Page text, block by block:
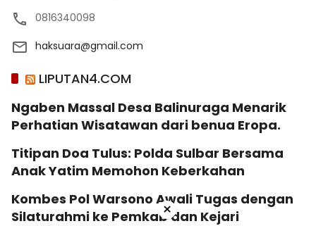
0816340098
haksuara@gmail.com
LIPUTAN4.COM
Ngaben Massal Desa Balinuraga Menarik
Perhatian Wisatawan dari benua Eropa.
Titipan Doa Tulus: Polda Sulbar Bersama
Anak Yatim Memohon Keberkahan
Kombes Pol Warsono Awali Tugas dengan
Silaturahmi ke Pemkab dan Kejari
×